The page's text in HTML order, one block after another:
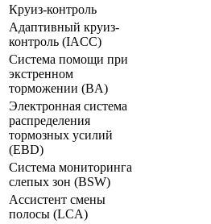
Круиз-контроль
Адаптивный круиз-
контроль (IACC)
Система помощи при
экстренном
торможении (BA)
Электронная система
распределения
тормозных усилий
(ЕВD)
Система мониторинга
слепых зон (BSW)
Ассистент смены
полосы (LCA)